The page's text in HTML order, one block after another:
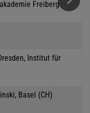
Freiberg
Institut für
Basel (CH)